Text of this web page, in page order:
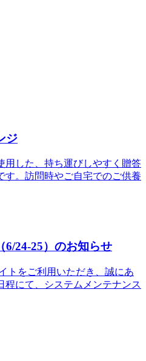
ジ
用した、持ち運びしやすく贈答
す。訪問時やご自宅でのご供養
6/24-25）のお知らせ
トをご利用いただき、誠にあ
程にて、システムメンテナンス